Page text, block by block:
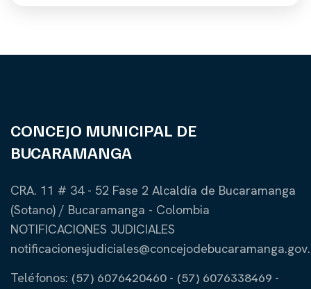
CONCEJO MUNICIPAL DE
BUCARAMANGA
CRA. 11 # 34 - 52 Fase 2 Alcaldía de Bucaramanga
(Sotano) / Bucaramanga - Colombia
NOTIFICACIONES JUDICIALES
Teléfonos: (57) 6076420460 - (57) 6076338469 -